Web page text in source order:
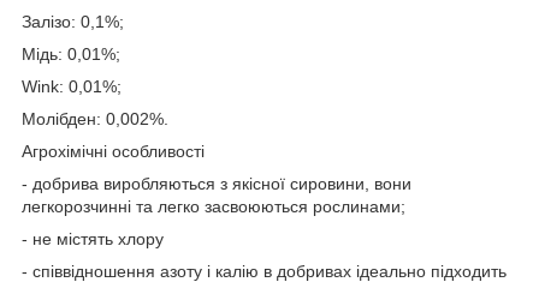
Залізо: 0,1%;
Мідь: 0,01%;
Wink: 0,01%;
Молібден: 0,002%.
Агрохімічні особливості
- добрива виробляються з якісної сировини, вони
легкорозчинні та легко засвоюються рослинами;
- не містять хлору
- співвідношення азоту і калію в добривах ідеально підходить